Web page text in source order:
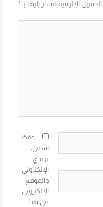
الحقول الإلزامية مشار إليها بـ *
احفظ
اسمي،
بريدي
الإلكتروني،
والموقع
الإلكتروني
في هذا